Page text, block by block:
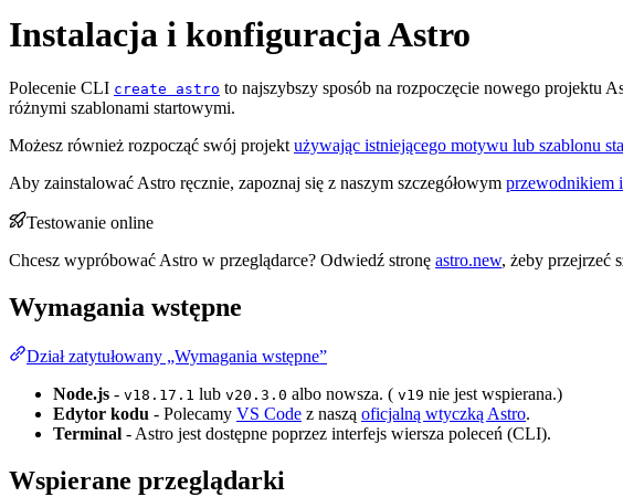
Instalacja i konfiguracja Astro
Polecenie CLI create astro to najszybszy sposób na rozpoczęcie nowego projektu
różnymi szablonami startowymi.
Możesz również rozpocząć swój projektużywając istniejącego motywu lub szablonu
Aby zainstalować Astro ręcznie, zapoznaj się z naszym szczegółowym przewodnikiem
Testowanie online
Chcesz wypróbować Astro w przeglądarce? Odwiedź stronę astro.new, żeby przejrzeć
Wymagania wstępne
Dział zatytułowany „Wymagania wstępne”
Node.js - v18.17.1 lub v20.3.0 albo nowsza. ( v19 nie jest wspierana.)
Edytor kodu - Polecamy VS Code z naszą oficjalną wtyczką Astro.
Terminal - Astro jest dostępne poprzez interfejs wiersza poleceń (CLI).
Wspierane przeglądarki